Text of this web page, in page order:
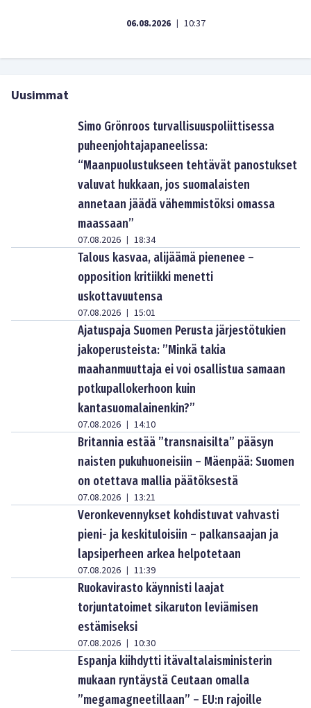
06.08.2026 | 10:37
Uusimmat
Simo Grönroos turvallisuuspoliittisessa
puheenjohtajapaneelissa:
“Maanpuolustukseen tehtävät panostukset
valuvat hukkaan, jos suomalaisten
annetaan jäädä vähemmistöksi omassa
maassaan”
07.08.2026 | 18:34
Talous kasvaa, alijäämä pienenee –
opposition kritiikki menetti
uskottavuutensa
07.08.2026 | 15:01
Ajatuspaja Suomen Perusta järjestötukien
jakoperusteista: ”Minkä takia
maahanmuuttaja ei voi osallistua samaan
potkupallokerhoon kuin
kantasuomalainenkin?”
07.08.2026 | 14:10
Britannia estää ”transnaisilta” pääsyn
naisten pukuhuoneisiin – Mäenpää: Suomen
on otettava mallia päätöksestä
07.08.2026 | 13:21
Veronkevennykset kohdistuvat vahvasti
pieni- ja keskituloisiin – palkansaajan ja
lapsiperheen arkea helpotetaan
07.08.2026 | 11:39
Ruokavirasto käynnisti laajat
torjuntatoimet sikaruton leviämisen
estämiseksi
07.08.2026 | 10:30
Espanja kiihdytti itävaltalaisministerin
mukaan ryntäystä Ceutaan omalla
”megamagneetillaan” – EU:n rajoille